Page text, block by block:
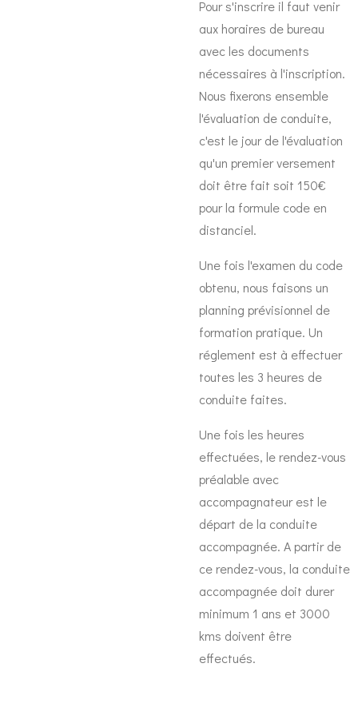
Pour s'inscrire il faut venir
aux horaires de bureau
avec les documents
nécessaires à l'inscription.
Nous fixerons ensemble
l'évaluation de conduite,
c'est le jour de l'évaluation
qu'un premier versement
doit être fait soit 150€
pour la formule code en
distanciel.
Une fois l'examen du code
obtenu, nous faisons un
planning prévisionnel de
formation pratique. Un
réglement est à effectuer
toutes les 3 heures de
conduite faites.
Une fois les heures
effectuées, le rendez-vous
préalable avec
accompagnateur est le
départ de la conduite
accompagnée. A partir de
ce rendez-vous, la conduite
accompagnée doit durer
minimum 1 ans et 3000
kms doivent être
effectués.